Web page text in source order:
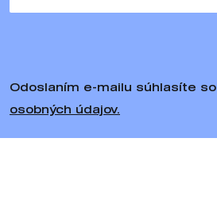
Odoslaním e-mailu súhlasíte so
osobných údajov.